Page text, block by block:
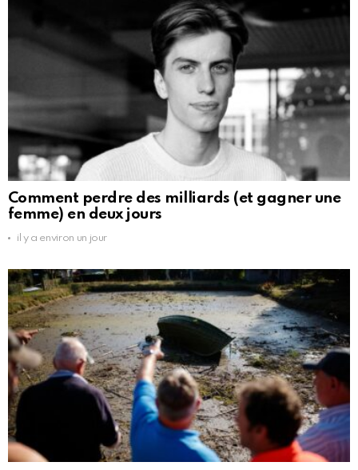
Comment perdre des milliards (et gagner une
femme) en deux jours
il y a environ un jour